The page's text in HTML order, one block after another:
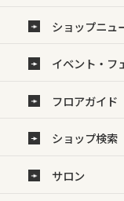
ショップニュ
イベント・フ
フロアガイド
ショップ検索
サロン